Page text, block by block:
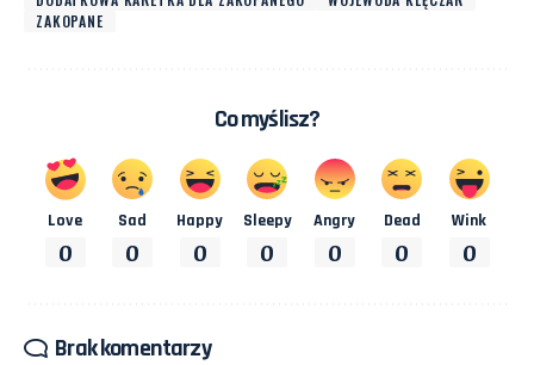
ZAKOPANE
Co myślisz?
Love
0
Sad
0
Happy
0
Sleepy
0
Angry
0
Dead
0
Wink
0
Brak komentarzy